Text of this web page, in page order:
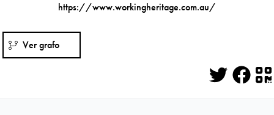
https://www.workingheritage.com.au/
Ver grafo
Twitter